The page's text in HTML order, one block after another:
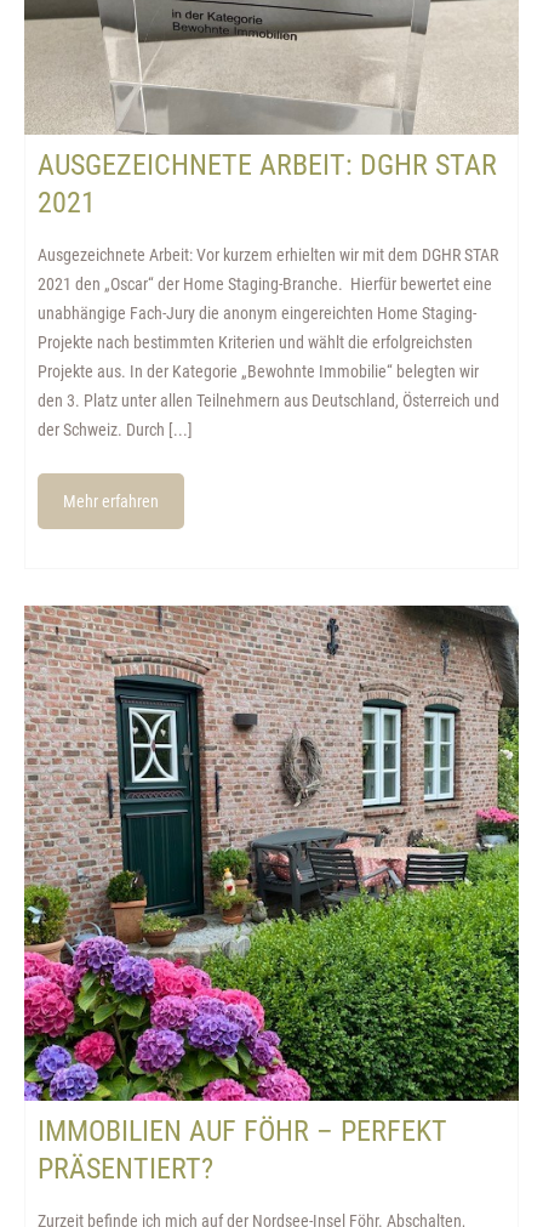
AUSGEZEICHNETE ARBEIT: DGHR STAR
2021
Ausgezeichnete Arbeit: Vor kurzem erhielten wir mit dem DGHR STAR
2021 den „Oscar“ der Home Staging-Branche. Hierfür bewertet eine
unabhängige Fach-Jury die anonym eingereichten Home Staging-
Projekte nach bestimmten Kriterien und wählt die erfolgreichsten
Projekte aus. In der Kategorie „Bewohnte Immobilie“ belegten wir
den 3. Platz unter allen Teilnehmern aus Deutschland, Österreich und
der Schweiz. Durch [...]
Mehr erfahren
IMMOBILIEN AUF FÖHR – PERFEKT
PRÄSENTIERT?
Zurzeit befinde ich mich auf der Nordsee-Insel Föhr. Abschalten,